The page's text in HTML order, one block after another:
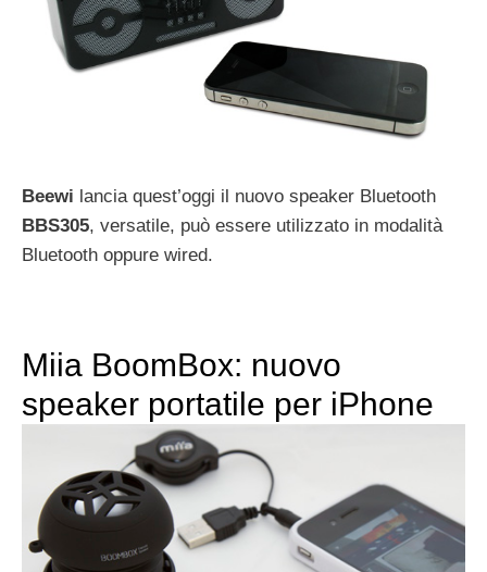
Beewi lancia quest’oggi il nuovo speaker Bluetooth
BBS305, versatile, può essere utilizzato in modalità
Bluetooth oppure wired.
Miia BoomBox: nuovo
speaker portatile per iPhone